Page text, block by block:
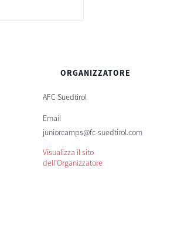
ORGANIZZATORE
AFC Suedtirol
Email
juniorcamps@fc-suedtirol.com
Visualizza il sito
dell'Organizzatore